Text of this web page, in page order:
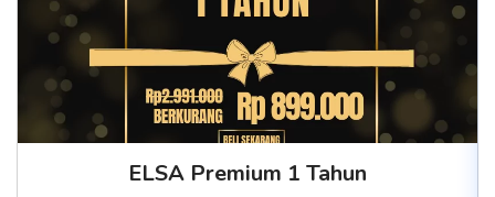
ELSA Premium 1 Tahun